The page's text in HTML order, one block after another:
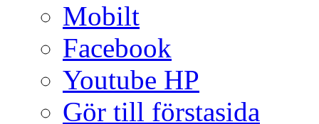
Mobilt
Facebook
Youtube HP
Gör till förstasida